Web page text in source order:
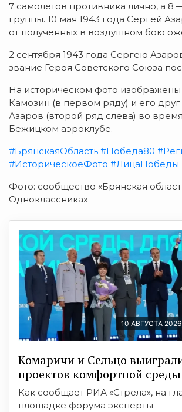
7 самолетов противника лично, а 8
группы. 10 мая 1943 года Сергей
от полученных в воздушном бою
2 сентября 1943 года Сергею
звание Героя Советского Союза
На историческом фото изображены
Камозин (в первом ряду) и его
Азаров (второй ряд слева) во
Бежицком аэроклубе.
#БрянскаяОбласть #Победа80
#ИсторическоеФото #ЛицаПобеды
Фото: сообщество «Брянская
Одноклассниках
10 АВГУСТА 2026,
Комаричи и Сельцо
проектов комфортной среды
Как сообщает РИА «Стрела», на
площадке форума эксперты